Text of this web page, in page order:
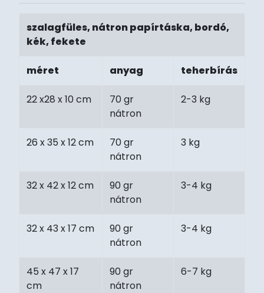
szalagfüles, nátron papírtáska, bordó,
kék, fekete
méret anyag teherbírás
22 x28 x 10 cm
70 gr
nátron
2-3 kg
26 x 35 x 12 cm
70 gr
nátron
3 kg
32 x 42 x 12 cm
90 gr
nátron
3-4 kg
32 x 43 x 17 cm
90 gr
nátron
3-4 kg
45 x 47 x 17
cm
90 gr
nátron
6-7 kg